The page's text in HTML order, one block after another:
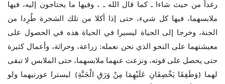
رغداً من حيث شاءا ـ كما قال الله ـ ، وفيها ما يحتاجون إليه، فيها
ملابسهما، فيها كل شيء، حتى إذا أكلا من تلك الشجرة طُرِدا من
الجنة، وخرجا إلى الحياة ليسيرا في الحياة هذه في الحصول على
معيشتهما على النحو الذي نحن نعمله: زراعة، وحراثة، وأعمال كثيرة
حتى يحصل على قوته، ونزعت عنهما ملابسهما، حتى الملابس لا تبقى
لهما {وَطَفِقَا يَخْصِفَانِ عَلَيْهِمَا مِنْ وَرَقِ الْجَنَّةِ} ليسترا عورتيهما ولو